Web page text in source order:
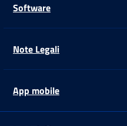
Software
Note Legali
App mobile